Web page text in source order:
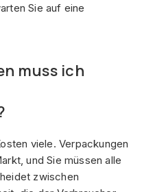
Sie auf eine
muss ich
viele. Verpackungen
und Sie müssen alle
zwischen